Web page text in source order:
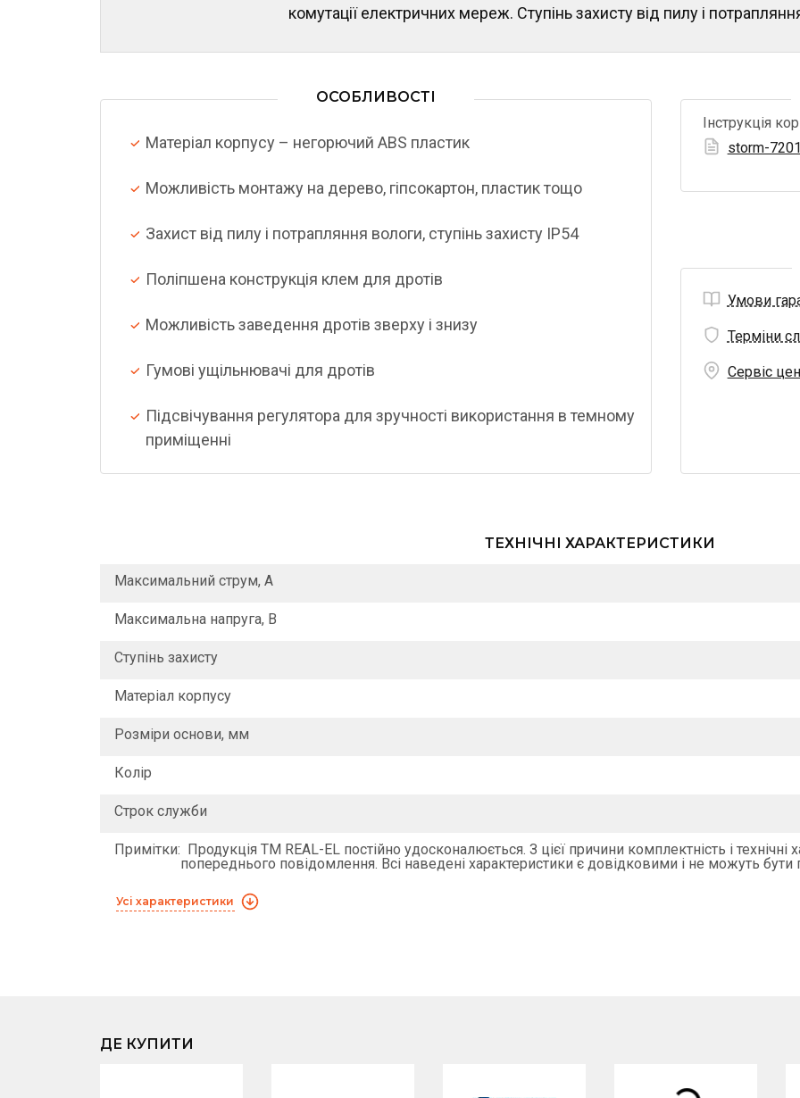
комутації електричних мереж. Ступінь захисту від пилу і
ОСОБЛИВОСТІ
Матеріал корпусу – негорючий ABS пластик
Можливість монтажу на дерево, гіпсокартон, пластик тощо
Захист від пилу і потрапляння вологи, ступінь захисту IP54
Поліпшена конструкція клем для дротів
Можливість заведення дротів зверху і знизу
Гумові ущільнювачі для дротів
Підсвічування регулятора для зручності використання в темному
приміщенні
Інструкція
storm-
Умови
Терміни
Сервіс
ТЕХНІЧНІ ХАРАКТЕРИСТИКИ
Максимальний струм, А
Максимальна напруга, В
Ступінь захисту
Матеріал корпусу
Розміри основи, мм
Колір
Строк служби
Примітки: Продукція ТМ REAL-EL постійно удосконалюється. З цієї причини комплектність і
попереднього повідомлення. Всі наведені характеристики є довідковими і не можуть бути
Усі характеристики
ДЕ КУПИТИ